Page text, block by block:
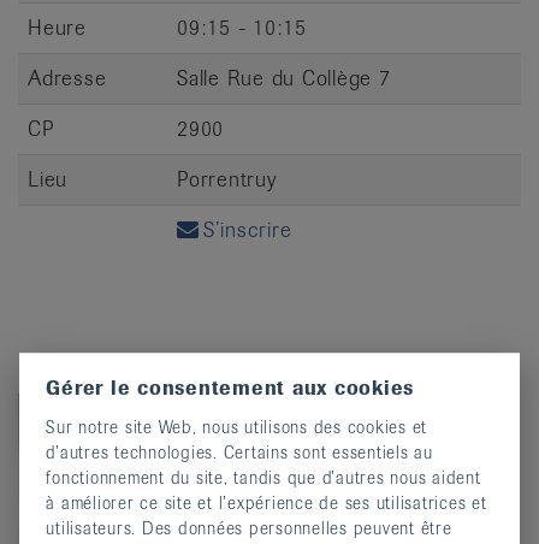
Heure
09:15 - 10:15
Adresse
Salle Rue du Collège 7
CP
2900
Lieu
Porrentruy
S’inscrire
Gérer le consentement aux cookies
Sur notre site Web, nous utilisons des cookies et
d’autres technologies. Certains sont essentiels au
fonctionnement du site, tandis que d’autres nous aident
à améliorer ce site et l’expérience de ses utilisatrices et
utilisateurs. Des données personnelles peuvent être